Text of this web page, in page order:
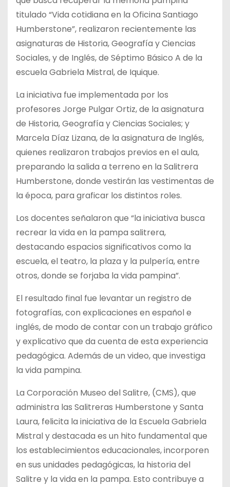
titulado “Vida cotidiana en la Oficina Santiago
Humberstone”, realizaron recientemente las
asignaturas de Historia, Geografía y Ciencias
Sociales, y de Inglés, de Séptimo Básico A de la
escuela Gabriela Mistral, de Iquique.
La iniciativa fue implementada por los
profesores Jorge Pulgar Ortiz, de la asignatura
de Historia, Geografía y Ciencias Sociales; y
Marcela Díaz Lizana, de la asignatura de Inglés,
quienes realizaron trabajos previos en el aula,
preparando la salida a terreno en la Salitrera
Humberstone, donde vestirán las vestimentas de
la época, para graficar los distintos roles.
Los docentes señalaron que “la iniciativa busca
recrear la vida en la pampa salitrera,
destacando espacios significativos como la
escuela, el teatro, la plaza y la pulpería, entre
otros, donde se forjaba la vida pampina”.
El resultado final fue levantar un registro de
fotografías, con explicaciones en español e
inglés, de modo de contar con un trabajo gráfico
y explicativo que da cuenta de esta experiencia
pedagógica. Además de un video, que investiga
la vida pampina.
La Corporación Museo del Salitre, (CMS), que
administra las Salitreras Humberstone y Santa
Laura, felicita la iniciativa de la Escuela Gabriela
Mistral y destacada es un hito fundamental que
los establecimientos educacionales, incorporen
en sus unidades pedagógicas, la historia del
Salitre y la vida en la pampa. Esto contribuye a